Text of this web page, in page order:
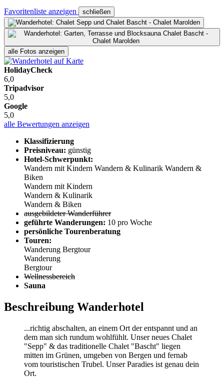
Favoritenliste anzeigen schließen
alle Fotos anzeigen
HolidayCheck
6,0
Tripadvisor
5,0
Google
5,0
alle Bewertungen anzeigen
Klassifizierung
Preisniveau: günstig
Hotel-Schwerpunkt:
Wandern mit Kindern Wandern & Kulinarik Wandern &
Biken
Wandern mit Kindern
Wandern & Kulinarik
Wandern & Biken
ausgebildeter Wanderführer
geführte Wanderungen: 10 pro Woche
persönliche Tourenberatung
Touren:
Wanderung Bergtour
Wanderung
Bergtour
Wellnessbereich
Sauna
Beschreibung Wanderhotel
...richtig abschalten, an einem Ort der entspannt und an
dem man sich rundum wohlfühlt. Unser neues Chalet
"Sepp" & das traditionelle Chalet "Bascht" liegen
mitten im Grünen, umgeben von Bergen und fernab
vom touristischen Trubel. Unser Paradies ist genau dein
Ort.